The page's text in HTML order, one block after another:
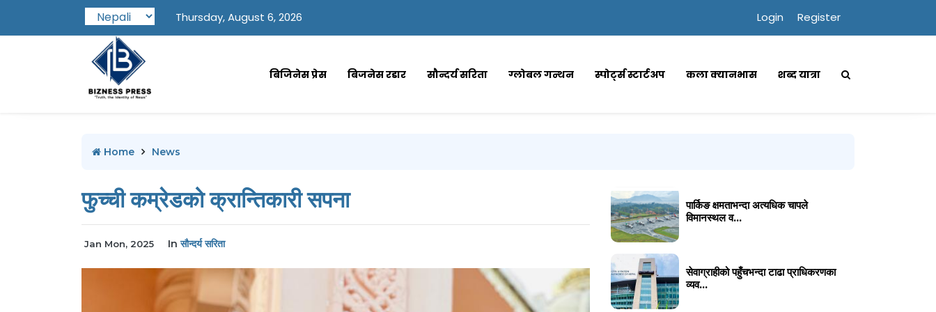
Thursday, August 6, 2026 Login Register
बिजिनेस प्रेस बिजनेस रडार सौन्दर्य सरिता ग्लोबल गन्थन स्पोर्ट्स स्टार्टअप कला क्यानभास शब्द यात्रा
Home News
फुच्ची कम्रेडको क्रान्तिकारी सपना
Jan Mon, 2025 Inसौन्दर्य सरिता
पार्किङ क्षमताभन्दा अत्यधिक चापले
विमानस्थल व...
सेवाग्राहीको पहुँचभन्दा टाढा प्राधिकरणका
व्यव...